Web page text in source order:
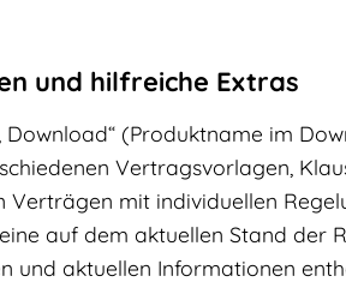
und hilfreiche Extras
Download“ (Produktname im
Vertragsvorlagen,
Verträgen mit individuellen
auf dem aktuellen Stand der
und aktuellen Informationen